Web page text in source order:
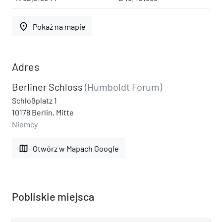
place Pokaż na mapie
Adres
Berliner Schloss (Humboldt Forum)
Schloßplatz 1
10178 Berlin, Mitte
Niemcy
map Otwórz w Mapach Google
Pobliskie miejsca